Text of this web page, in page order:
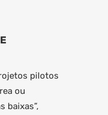
pilotos
ou
baixas”,